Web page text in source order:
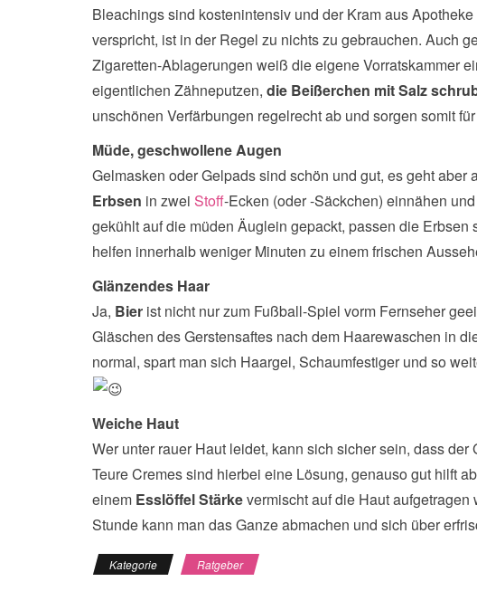
Bleachings sind kostenintensiv und der Kram aus
verspricht, ist in der Regel zu nichts zu gebrauchen. Auch
Zigaretten-Ablagerungen weiß die eigene Vorratskammer
eigentlichen Zähneputzen, die Beißerchen mit Salz
unschönen Verfärbungen regelrecht ab und sorgen somit
Müde, geschwollene Augen
Gelmasken oder Gelpads sind schön und gut, es geht aber
Erbsen in zwei Stoff-Ecken (oder -Säckchen) einnähen
gekühlt auf die müden Äuglein gepackt, passen die
helfen innerhalb weniger Minuten zu einem frischen
Glänzendes Haar
Ja, Bier ist nicht nur zum Fußball-Spiel vorm Fernseher
Gläschen des Gerstensaftes nach dem Haarewaschen in
normal, spart man sich Haargel, Schaumfestiger und so
Weiche Haut
Wer unter rauer Haut leidet, kann sich sicher sein, dass
Teure Cremes sind hierbei eine Lösung, genauso gut hilft
einem Esslöffel Stärkevermischt auf die Haut
Stunde kann man das Ganze abmachen und sich über
Kategorie Ratgeber